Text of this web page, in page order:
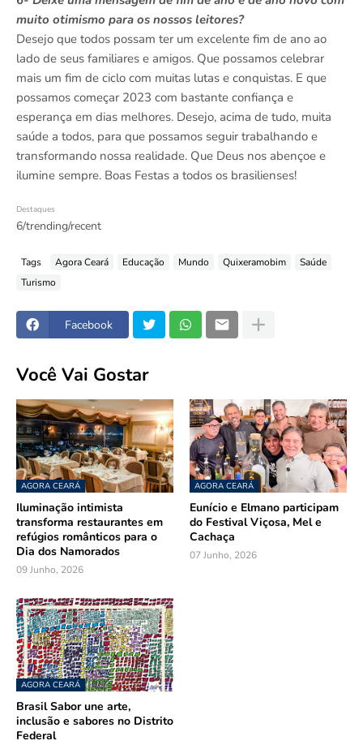
muito otimismo para os nossos leitores?
Desejo que todos possam ter um excelente fim de ano ao
lado de seus familiares e amigos. Que possamos celebrar
mais um fim de ciclo com muitas lutas e conquistas. E que
possamos começar 2023 com bastante confiança e
esperança em dias melhores. Desejo, acima de tudo, muita
saúde a todos, para que possamos seguir trabalhando e
transformando nossa realidade. Que Deus nos abençoe e
ilumine sempre. Boas Festas a todos os brasilienses!
Destaques
6/trending/recent
Tags Agora Ceará Educação Mundo Quixeramobim
Saúde
Turismo
Facebook
Você Vai Gostar
AGORA CEARÁ
Iluminação intimista
transforma restaurantes em
refúgios românticos para o
Dia dos Namorados
09 Junho, 2026
AGORA CEARÁ
Eunício e Elmano participam
do Festival Viçosa, Mel e
Cachaça
07 Junho, 2026
AGORA CEARÁ
Brasil Sabor une arte,
inclusão e sabores no Distrito
Federal